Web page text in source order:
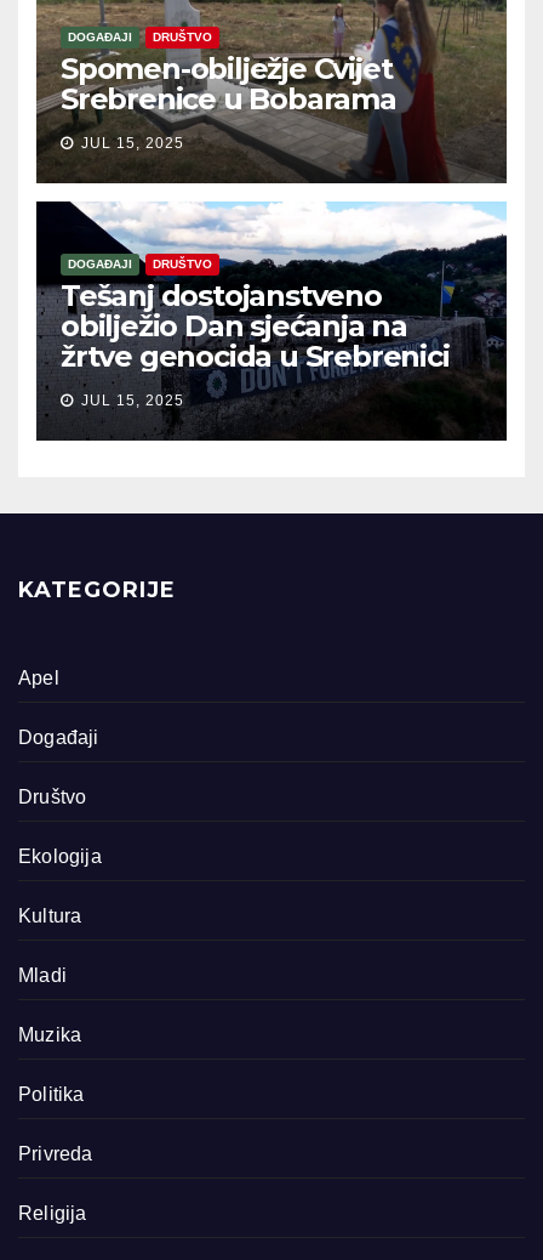
DOGAĐAJI DRUŠTVO
Spomen-obilježje Cvijet
Srebrenice u Bobarama
JUL 15, 2025
DOGAĐAJI DRUŠTVO
Tešanj dostojanstveno
obilježio Dan sjećanja na
žrtve genocida u Srebrenici
JUL 15, 2025
KATEGORIJE
Apel
Događaji
Društvo
Ekologija
Kultura
Mladi
Muzika
Politika
Privreda
Religija